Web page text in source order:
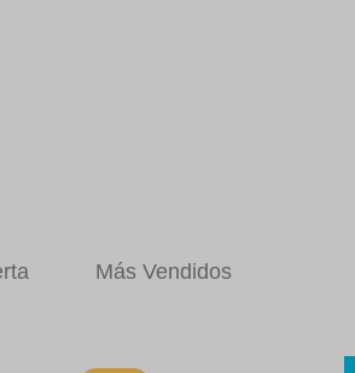
Más Vendidos